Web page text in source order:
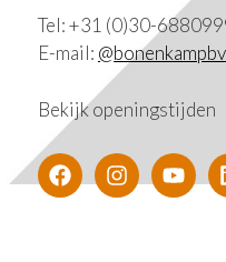
Tel:+31 (0)30-
E-mail: @
Bekijkopeningstijden